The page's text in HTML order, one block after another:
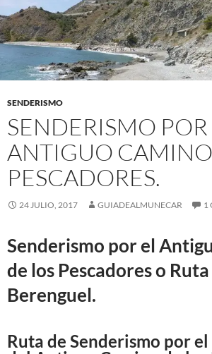
SENDERISMO
SENDERISMO POR
ANTIGUO
PESCADORES.
24 JULIO, 2017 GUIADEALMUNECAR 1
Senderismo por el
de los Pescadores o
Berenguel.
Ruta de Senderismo por